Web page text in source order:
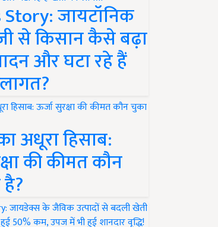
Story: जायटॉनिक
से किसान कैसे बढ़ा
और घटा रहे हैं
अधूरा हिसाब:
की कीमत कौन